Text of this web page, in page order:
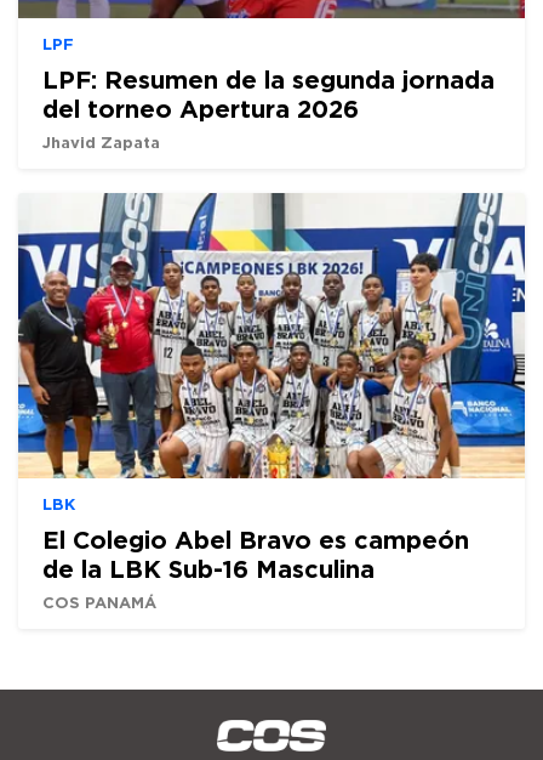
LPF
LPF: Resumen de la segunda jornada
del torneo Apertura 2026
Jhavid Zapata
LBK
El Colegio Abel Bravo es campeón
de la LBK Sub-16 Masculina
COS PANAMÁ